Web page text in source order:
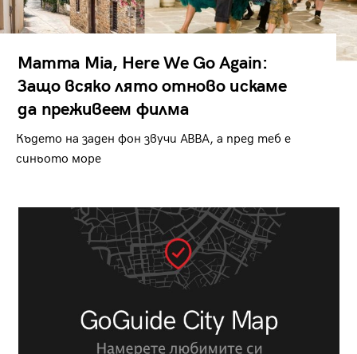
Mamma Mia, Here We Go Again:
Защо всяко лято отново искаме
да преживеем филма
Където на заден фон звучи ABBA, а пред теб е
синьото море